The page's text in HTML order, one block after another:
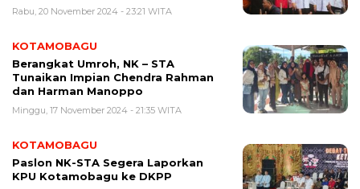
Rabu, 20 November 2024 - 23:21 WITA
KOTAMOBAGU
Berangkat Umroh, NK – STA
Tunaikan Impian Chendra Rahman
dan Harman Manoppo
Minggu, 17 November 2024 - 21:35 WITA
KOTAMOBAGU
Paslon NK-STA Segera Laporkan
KPU Kotamobagu ke DKPP